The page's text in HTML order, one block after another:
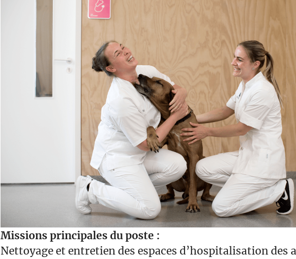
Missions principales du poste :
Nettoyage et entretien des espaces d’hospitalisation des